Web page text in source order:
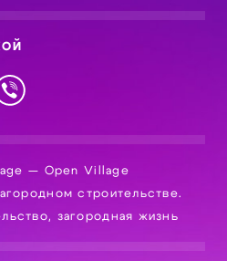
— Open Village
строительстве.
загородная жизнь